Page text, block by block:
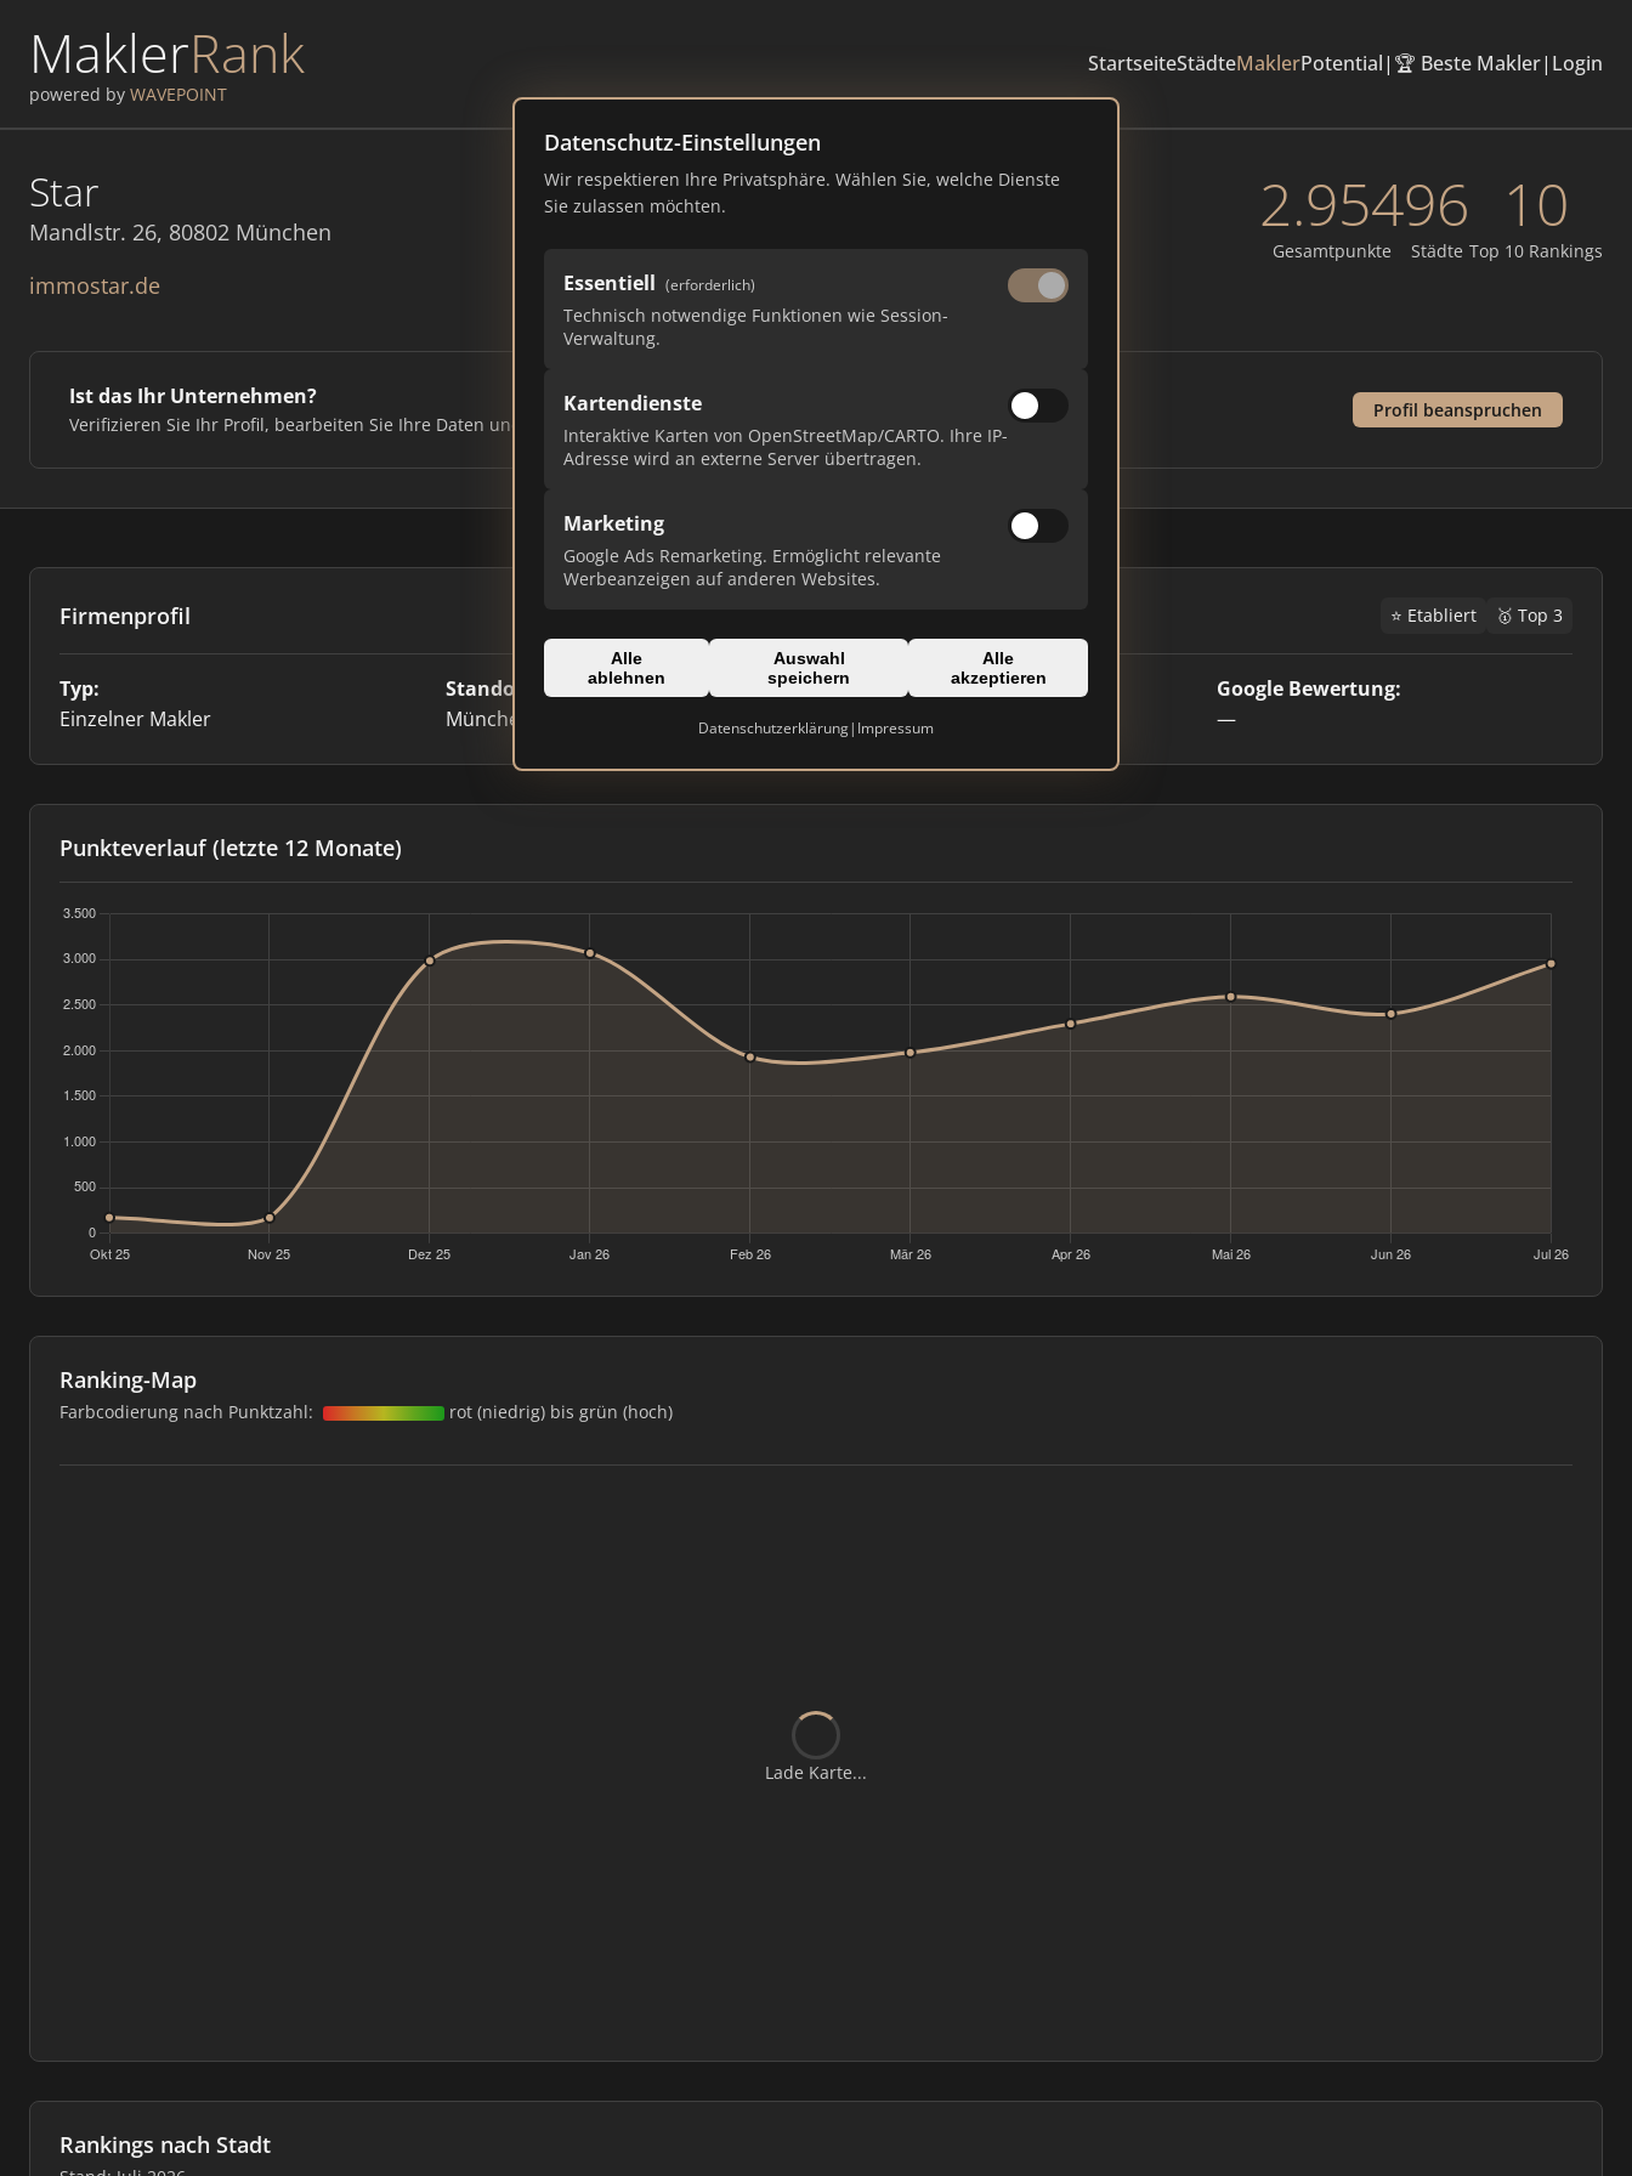
MaklerRank
powered by WAVEPOINT
StartseiteStädteMaklerPotential| 🏆 Beste Makler| Login
Datenschutz-Einstellungen
Wir respektieren Ihre Privatsphäre. Wählen Sie, welche Dienste
Sie zulassen möchten.
Essentiell (erforderlich)
Technisch notwendige Funktionen wie Session-
Verwaltung.
Kartendienste
Interaktive Karten von OpenStreetMap/CARTO. Ihre IP-
Adresse wird an externe Server übertragen.
Marketing
Google Ads Remarketing. Ermöglicht relevante
Werbeanzeigen auf anderen Websites.
Alle
ablehnen
Auswahl
speichern
Alle
akzeptieren
Datenschutzerklärung| Impressum
Star
Mandlstr. 26, 80802 München
immostar.de
2.954
Gesamtpunkte
96
Städte
10
Top 10 Rankings
Ist das Ihr Unternehmen?
Verifizieren Sie Ihr Profil, bearbeiten Sie Ihre Daten und erhalten Sie monatliche Ranking-Updates.
Profil beanspruchen
Firmenprofil ⭐ Etabliert 🥇 Top 3
Typ:
Einzelner Makler
Standort:
München
Domain:
immostar.de
Google Bewertung:
—
Punkteverlauf (letzte 12 Monate)
Ranking-Map
Farbcodierung nach Punktzahl: rot (niedrig) bis grün (hoch)
Lade Karte...
Rankings nach Stadt